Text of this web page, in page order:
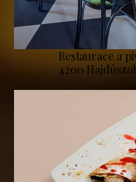
Restaurace a
4200